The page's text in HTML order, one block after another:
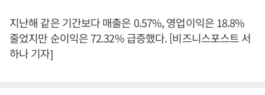
지난해 같은 기간보다 매출은 0.57%, 영업이익은 18.8%
줄었지만 순이익은 72.32% 급증했다. [비즈니스포스트 서
하나 기자]